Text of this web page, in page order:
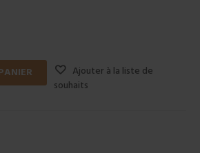
Ajouter à la liste de
souhaits